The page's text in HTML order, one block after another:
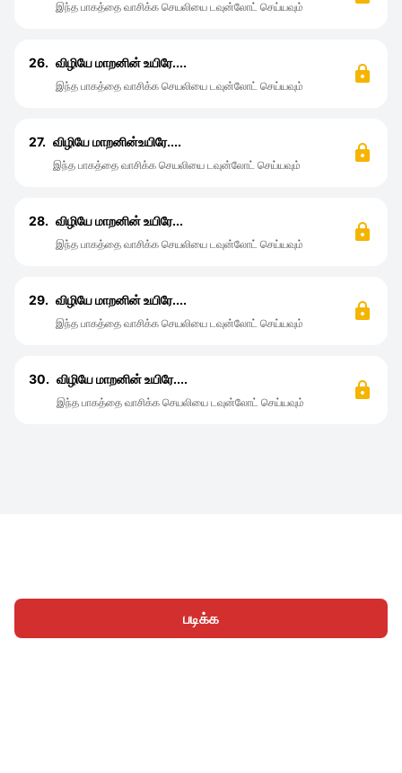
படிக்க
இந்த பாகத்தை வாசிக்க செயலியை டவுன்லோட் செய்யவும்
26. விழியே மாறனின் உயிரே....
இந்த பாகத்தை வாசிக்க செயலியை டவுன்லோட் செய்யவும்
27. விழியே மாறனின்உயிரே....
இந்த பாகத்தை வாசிக்க செயலியை டவுன்லோட் செய்யவும்
28. விழியே மாறனின் உயிரே...
இந்த பாகத்தை வாசிக்க செயலியை டவுன்லோட் செய்யவும்
29. விழியே மாறனின் உயிரே....
இந்த பாகத்தை வாசிக்க செயலியை டவுன்லோட் செய்யவும்
30. விழியே மாறனின் உயிரே....
இந்த பாகத்தை வாசிக்க செயலியை டவுன்லோட் செய்யவும்
முகப்பு வகைகள் எழுத கட்டுரைகள் உள்நுழைக